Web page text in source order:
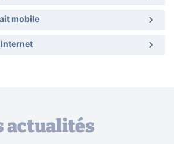
mobile
actualités